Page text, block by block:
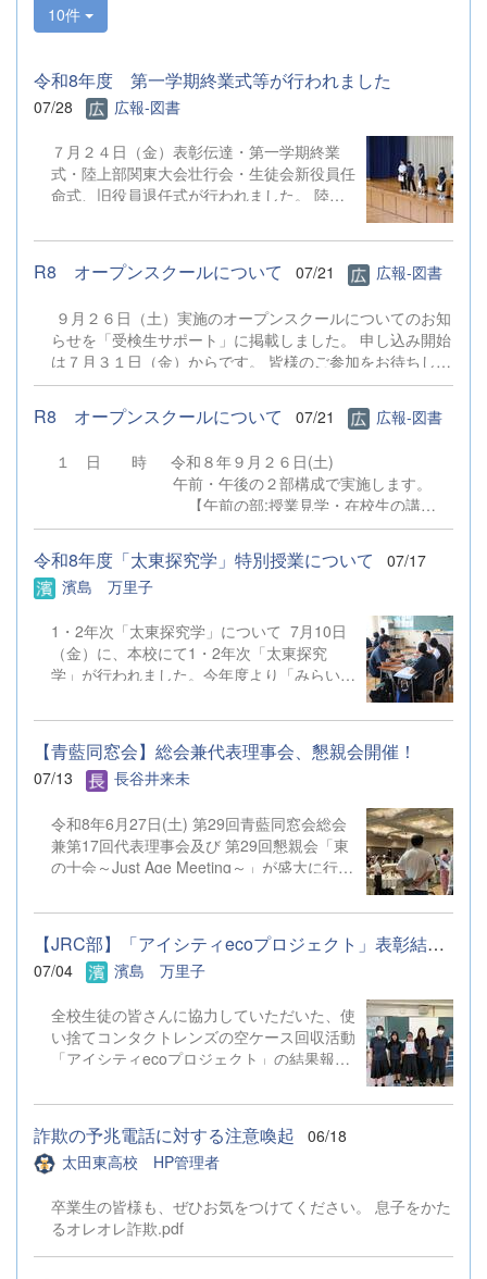
10件
令和8年度 第一学期終業式等が行われました
07/28 広報-図書
７月２４日（金）表彰伝達・第一学期終業
式・陸上部関東大会壮行会・生徒会新役員任
命式、旧役員退任式が行われました。 陸上
拳法部、男子バスケットボール部が賞状を受
け取りました。 校
歌斉唱の後の校長式辞では、1学期の様々な
しい等の話、長い夏休み、「誠・明・健」の
校訓を意識した生活を心がけ安全・安心に過
ごし、無事に２学期に成長した姿を見せてほ
しい等のお話がありました。 引
き続いての諸連絡では生徒指導部より闇バイ
トについての話など夏季休業中の留意点、キ
ャリア教育部より集団としての成長には個人
の伸長が必要であるなどの話や各学年につい
てのアドバイスなどがありました。 その
最後に生徒会本部 新役員任命式・旧役員退
任式が行われました。 【生徒の声】 校
ついて深く考える良い機会になりました。
自分は入学して初めての夏休みなので、夏
休みを有効活用し、有益な夏休みにしたいと
R8 オープンスクールについて 07/21 広報-図書
９月２６日（土）実施のオープンスクールについてのお知
らせを「受検生サポート」に掲載しました。 申し込み開始
は７月３１日（金）からです。 皆様のご参加をお待ちして
おります。 ７月３０日（木）実施の学校説明会の申し込み
ではありませんのでご注意ください。 オープンスク
ールについて
R8 オープンスクールについて 07/21 広報-図書
１ 日 時 令和８年９月２６日(土)
午前・午後の２部構成で実施します。
【午前の部:授業見学・在校生の講
演】 10：20～ 受付（第1体育
館） 10：35～11：20 授業見学（本
校 第3校時） 11：30～11：55 在校
生の講演（第１体育館）
【午後の部:授業見学・部活動見学あ
り】 12：50～ 受付（第1体
育館） 13：05～13：50 授業見学
（本校 第5校時） 14：10～15：
40 部活動見学 ※午後の部で授業見学ま
での参加は可能ですが、部活動見学のみの参加は御遠慮く
ださい。 ２ 会 場 群馬県立太田東高等学
校 住所：太田市台之郷町４４
８ 電話：０２７６－４５－６５１１ ３ 対
象 令和９年３月卒業見込みの中学生（※保護者の参加
はできません） ４ 申込方法 （１）参加を希望する生
徒が直接、本校WebページよりGoogleフォームに入力して
お申し込みくだ ...
令和8年度「太東探究学」特別授業について
07/17
濱島 万里子
1・2年次「太東探究学」について 7月10日
（金）に、本校にて1・2年次「太東探究
学」が行われました。今年度より「みらい
トしています。 1年次は、2学期以降に実施
する「地域探究」について地域の課題や実社
会等の課題を取り上げて意見交換を行いまし
た。2年次は、これから本格的に取り組んで
証方法が的確かどうかについての指導・助言
を行っていただきました。 各分野で活躍
されている太田東高校のOG・OBの方々31
に分かれ、活発な意見交換を行うことができ
ました。講師の方々からいただいた多方面か
らのご指摘のおかげで、生徒たちは様々な気
づきを得ることができたようです。今後の探
ができました。 （7月17日（金）の上毛新聞
にも掲載されています。） 【生徒から
の感想（一部抜粋）】 今回の太東探究学で
対して自分たちが考えていた視野がとても広
がりました。お金の面、建設面、衛生面だっ
たりと様々なためになる情報を、専門家の方
から意...
【青藍同窓会】総会兼代表理事会、懇親会開催！
07/13 長谷井来未
令和8年6月27日(土) 第29回青藍同窓会総会
兼第17回代表理事会及び 第29回懇親会「東
の十会～Just Age Meeting～」が盛大に行わ
告、 今年度の活動予定や予算が原案通り承
認されました。 また、今後も期生会による
懇親会の開催が確認されました。 今回の懇
親会「東の十会～Just Age Meeting～」は
生が幹事長となり、179名の参加者を集め、
盛大に開催されました。 特に今回の目玉企
画である「仮装での参加」 にはたくさんの
た。 最後には、 次回(R9年6月26日)幹事長
の11期生に 青藍同窓会旗が渡され、 次回は
300人での開催を目指します！と宣言されま
した。 次回も皆様のご参加をお待ちしてお
【JRC部】「アイシティecoプロジェクト」表彰結果のお知らせ
07/04 濱島 万里子
全校生徒の皆さんに協力していただいた、使
い捨てコンタクトレンズの空ケース回収活動
「アイシティecoプロジェクト」の結果報告
することができました。空ケースの売却代金
は、ふたたび視力を取り戻そうと願われる
方々のために、全額が日本アイバンクに寄付
されます。 今回、部員全員で朝の呼びかけ
た。ご協力ありがとうございました。
詐欺の予兆電話に対する注意喚起
06/18
太田東高校 HP管理者
卒業生の皆様も、ぜひお気をつけてください。 息子をかた
るオレオレ詐欺.pdf